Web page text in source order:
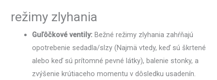
režimy zlyhania
Guľôčkové ventily: Bežné režimy zlyhania zahŕňajú
opotrebenie sedadla/slzy (Najmä vtedy, keď sú škrtené
alebo keď sú prítomné pevné látky), balenie stonky, a
zvýšenie krútiaceho momentu v dôsledku usadenín.